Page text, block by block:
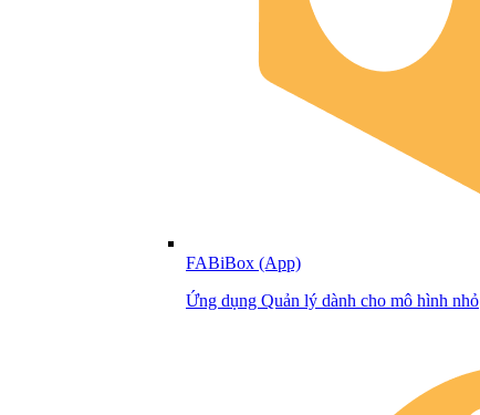
FABiBox (App)
Ứng dụng Quản lý dành cho mô hình nhỏ